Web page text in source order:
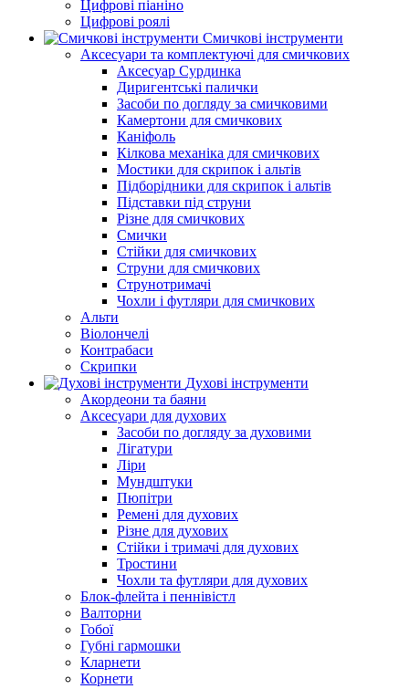
Цифрові піаніно
Цифрові роялі
Смичкові інструменти
Аксесуари та комплектуючі для смичкових
Аксесуар Сурдинка
Диригентські палички
Засоби по догляду за смичковими
Камертони для смичкових
Каніфоль
Кілкова механіка для смичкових
Мостики для скрипок і альтів
Підборiдники для скрипок і альтів
Підставки під струни
Різне для смичкових
Смички
Стійки для смичкових
Струни для смичкових
Струнотримачі
Чохли і футляри для смичкових
Альти
Віолончелі
Контрабаси
Скрипки
Духові інструменти
Акордеони та баяни
Аксесуари для духових
Засоби по догляду за духовими
Лігатури
Ліри
Мундштуки
Пюпітри
Ремені для духових
Різне для духових
Стійки і тримачі для духових
Тростини
Чохли та футляри для духових
Блок-флейта і пеннівістл
Валторни
Гобої
Губні гармошки
Кларнети
Корнети